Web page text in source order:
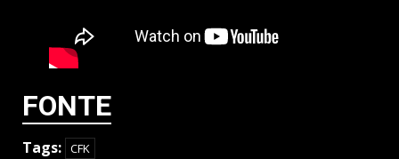
FONTE
Tags: CFK